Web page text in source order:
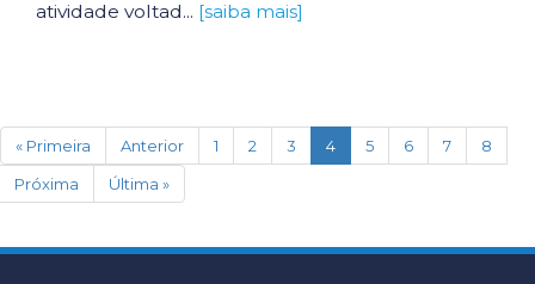
atividade voltad... [saiba mais]
« Primeira Anterior 1 2 3 4(current)
5 6 7
8
Próxima
Última »